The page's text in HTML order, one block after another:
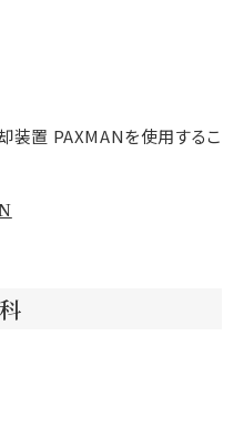
装置 PAXMANを使用するこ